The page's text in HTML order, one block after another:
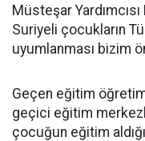
Müsteşar
Suriyeli çocukların
uyumlanması bizim
Geçen eğitim
geçici eğitim
çocuğun eğitim